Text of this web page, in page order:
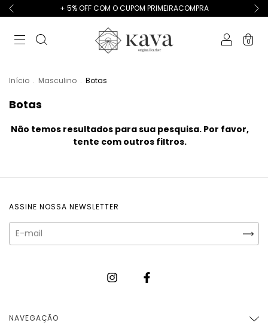
+ 5% OFF COM O CUPOM PRIMEIRACOMPRA
0
Início . Masculino . Botas
Botas
Não temos resultados para sua pesquisa. Por favor,
tente com outros filtros.
ASSINE NOSSA NEWSLETTER
NAVEGAÇÃO